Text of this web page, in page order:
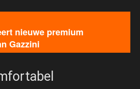
nieuwe premium
Gazzini